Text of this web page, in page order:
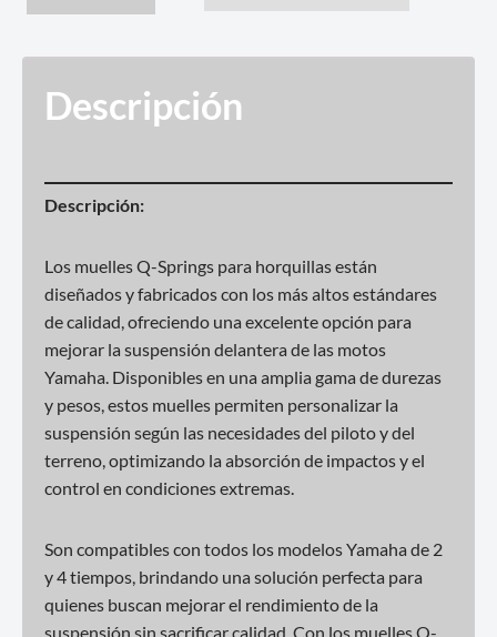
Descripción
Descripción:
Los muelles Q-Springs para horquillas están
diseñados y fabricados con los más altos estándares
de calidad, ofreciendo una excelente opción para
mejorar la suspensión delantera de las motos
Yamaha. Disponibles en una amplia gama de durezas
y pesos, estos muelles permiten personalizar la
suspensión según las necesidades del piloto y del
terreno, optimizando la absorción de impactos y el
control en condiciones extremas.
Son compatibles con todos los modelos Yamaha de 2
y 4 tiempos, brindando una solución perfecta para
quienes buscan mejorar el rendimiento de la
suspensión sin sacrificar calidad. Con los muelles Q-